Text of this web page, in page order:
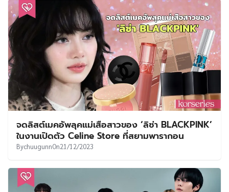
จดลิสต์เมคอัพลุคแม่เสือสาวของ ‘ลิซ่า BLACKPINK’
ในงานเปิดตัว Celine Store ที่สยามพารากอน
BychuugunnOn21/12/2023